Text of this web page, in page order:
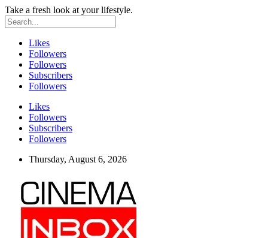
Take a fresh look at your lifestyle.
Likes
Followers
Followers
Subscribers
Followers
Likes
Followers
Subscribers
Followers
Thursday, August 6, 2026